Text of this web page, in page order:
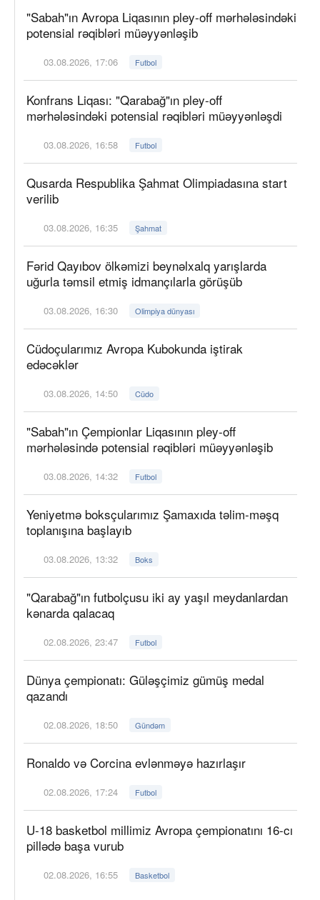
"Sabah"ın Avropa Liqasının pley-off mərhələsindəki
potensial rəqibləri müəyyənləşib
03.08.2026, 17:06 Futbol
Konfrans Liqası: "Qarabağ"ın pley-off
mərhələsindəki potensial rəqibləri müəyyənləşdi
03.08.2026, 16:58 Futbol
Qusarda Respublika Şahmat Olimpiadasına start
verilib
03.08.2026, 16:35 Şahmat
Fərid Qayıbov ölkəmizi beynəlxalq yarışlarda
uğurla təmsil etmiş idmançılarla görüşüb
03.08.2026, 16:30 Olimpiya dünyası
Cüdoçularımız Avropa Kubokunda iştirak
edəcəklər
03.08.2026, 14:50 Cüdo
"Sabah"ın Çempionlar Liqasının pley-off
mərhələsində potensial rəqibləri müəyyənləşib
03.08.2026, 14:32 Futbol
Yeniyetmə boksçularımız Şamaxıda təlim-məşq
toplanışına başlayıb
03.08.2026, 13:32 Boks
"Qarabağ"ın futbolçusu iki ay yaşıl meydanlardan
kənarda qalacaq
02.08.2026, 23:47 Futbol
Dünya çempionatı: Güləşçimiz gümüş medal
qazandı
02.08.2026, 18:50 Gündəm
Ronaldo və Corcina evlənməyə hazırlaşır
02.08.2026, 17:24 Futbol
U-18 basketbol millimiz Avropa çempionatını 16-cı
pillədə başa vurub
02.08.2026, 16:55 Basketbol